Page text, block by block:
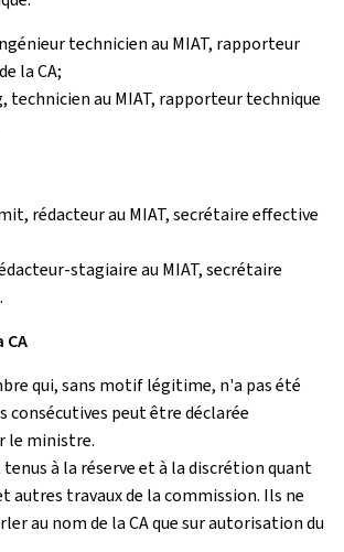
technicien au MIAT, rapporteur
la CA;
technicien au MIAT, rapporteur technique
rédacteur au MIAT, secrétaire effective
stagiaire au MIAT, secrétaire
qui, sans motif légitime, n'a pas été
consécutives peut être déclarée
le ministre.
à la réserve et à la discrétion quant
autres travaux de la commission. Ils ne
au nom de la CA que sur autorisation du